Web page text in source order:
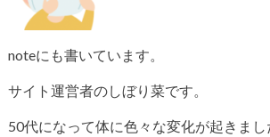
noteにも書いています。
サイト運営者のしぼり菜です。
50代になって体に色々な変化が起きまし